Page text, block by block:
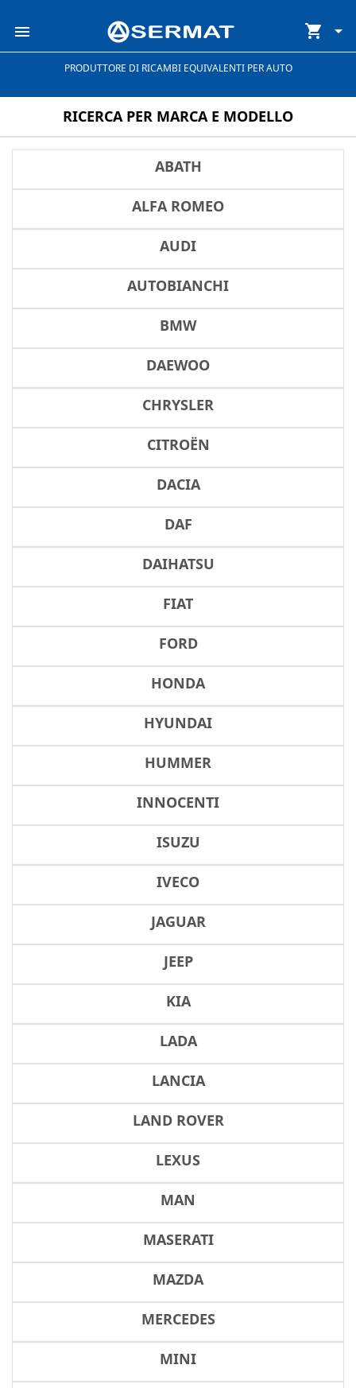
 shopping_cart 
PRODUTTORE DI RICAMBI EQUIVALENTI PER AUTO
RICERCA PER MARCA E MODELLO
ABATH
ALFA ROMEO
AUDI
AUTOBIANCHI
BMW
DAEWOO
CHRYSLER
CITROËN
DACIA
DAF
DAIHATSU
FIAT
FORD
HONDA
HYUNDAI
HUMMER
INNOCENTI
ISUZU
IVECO
JAGUAR
JEEP
KIA
LADA
LANCIA
LAND ROVER
LEXUS
MAN
MASERATI
MAZDA
MERCEDES
MINI